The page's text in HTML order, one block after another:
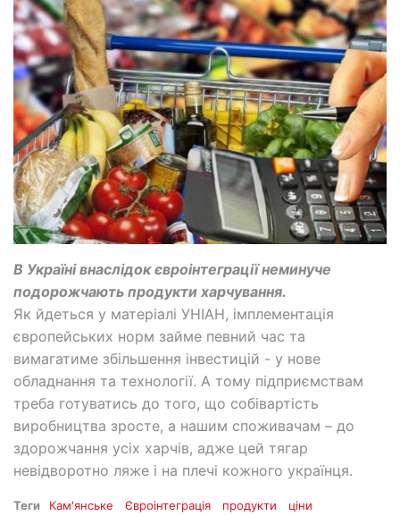
В Україні внаслідок євроінтеграції неминуче
подорожчають продукти харчування.
Як йдеться у матеріалі УНІАН, імплементація
європейських норм займе певний час та
вимагатиме збільшення інвестицій - у нове
обладнання та технології. А тому підприємствам
треба готуватись до того, що собівартість
виробництва зросте, а нашим споживачам – до
здорожчання усіх харчів, адже цей тягар
невідворотно ляже і на плечі кожного українця.
Теги Кам'янське Євроінтеграція продукти
ціни